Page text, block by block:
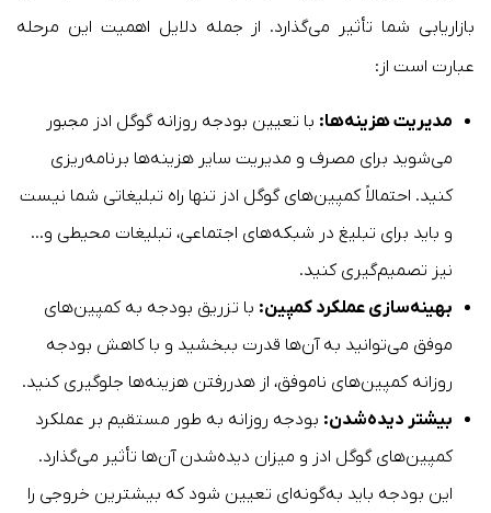
بازاریابی شما تأثیر می‌گذارد. از جمله دلایل اهمیت این مرحله
عبارت است از:
مدیریت هزینه‌ها: با تعیین بودجه روزانه گوگل ادز مجبور
می‌شوید برای مصرف و مدیریت سایر هزینه‌ها برنامه‌ریزی
کنید. احتمالاً کمپین‌های گوگل ادز تنها راه تبلیغاتی شما نیست
و باید برای تبلیغ در شبکه‌های اجتماعی، تبلیغات محیطی و…
نیز تصمیم‌گیری کنید.
بهینه‌سازی عملکرد کمپین: با تزریق بودجه به کمپین‌های
موفق می‌توانید به آن‌ها قدرت ببخشید و با کاهش بودجه
روزانه کمپین‌های ناموفق، از هدررفتن هزینه‌ها جلوگیری کنید.
بیشتر دیده‌شدن: بودجه روزانه به طور مستقیم بر عملکرد
کمپین‌های گوگل ادز و میزان دیده‌شدن آن‌ها تأثیر می‌گذارد.
این بودجه باید به‌گونه‌ای تعیین شود که بیشترین خروجی را